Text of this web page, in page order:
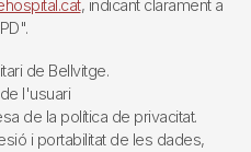
, indicant clarament a
de Bellvitge.
l'usuari
de la política de privacitat.
i portabilitat de les dades,